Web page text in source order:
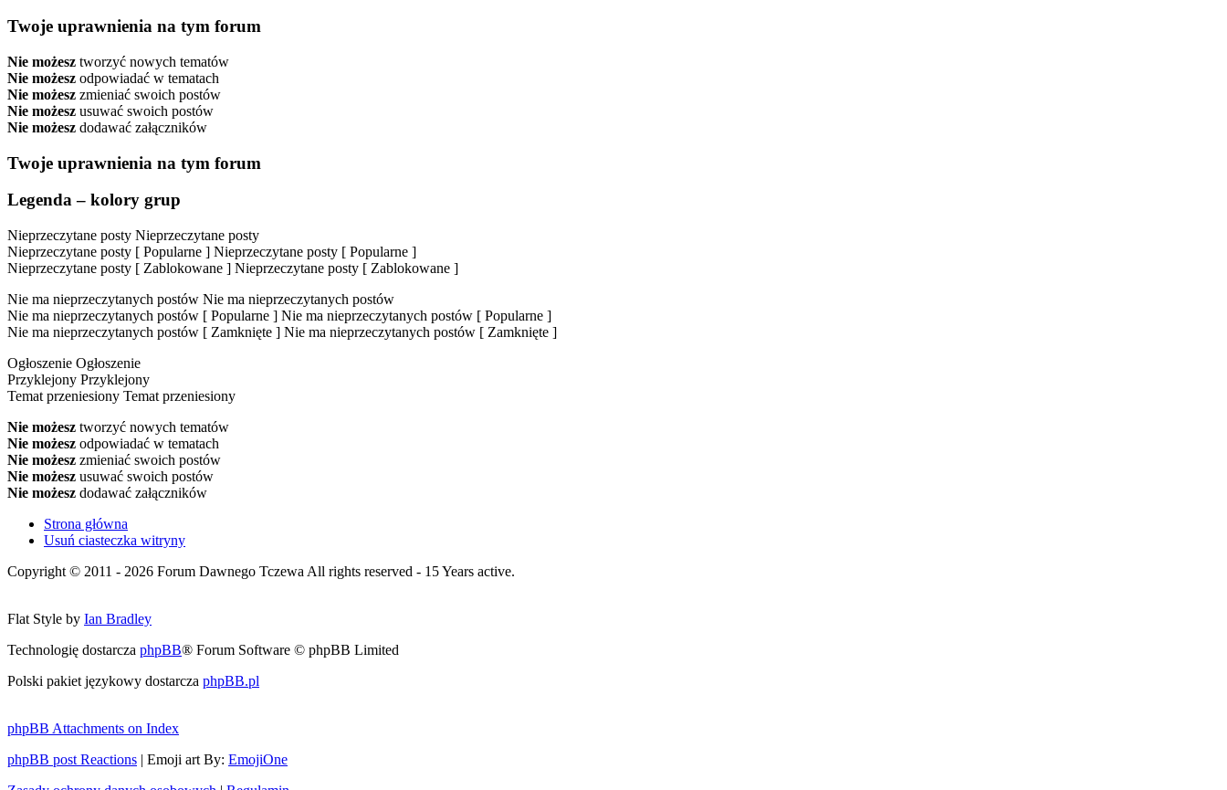
Twoje uprawnienia na tym forum
Nie możesz tworzyć nowych tematów
Nie możesz odpowiadać w tematach
Nie możesz zmieniać swoich postów
Nie możesz usuwać swoich postów
Nie możesz dodawać załączników
Twoje uprawnienia na tym forum
Legenda – kolory grup
Nieprzeczytane posty Nieprzeczytane posty
Nieprzeczytane posty [ Popularne ] Nieprzeczytane posty [ Popularne ]
Nieprzeczytane posty [ Zablokowane ] Nieprzeczytane posty [ Zablokowane ]
Nie ma nieprzeczytanych postów Nie ma nieprzeczytanych postów
Nie ma nieprzeczytanych postów [ Popularne ] Nie ma nieprzeczytanych postów [ Popularne ]
Nie ma nieprzeczytanych postów [ Zamknięte ] Nie ma nieprzeczytanych postów [ Zamknięte ]
Ogłoszenie Ogłoszenie
Przyklejony Przyklejony
Temat przeniesiony Temat przeniesiony
Nie możesz tworzyć nowych tematów
Nie możesz odpowiadać w tematach
Nie możesz zmieniać swoich postów
Nie możesz usuwać swoich postów
Nie możesz dodawać załączników
Strona główna
Usuń ciasteczka witryny
Copyright © 2011 - 2026 Forum Dawnego Tczewa All rights reserved - 15 Years active.
Flat Style by Ian Bradley
Technologię dostarcza phpBB® Forum Software © phpBB Limited
Polski pakiet językowy dostarcza phpBB.pl
phpBB Attachments on Index
phpBB post Reactions | Emoji art By: EmojiOne